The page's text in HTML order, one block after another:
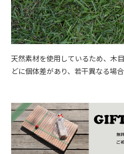
天然素材を使用しているため、木
どに個体差があり、若干異なる場合